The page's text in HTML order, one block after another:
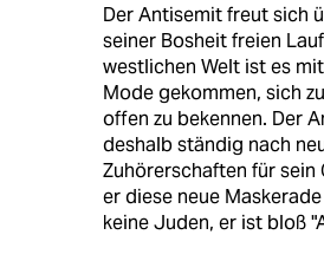
Der Antisemit freut sich
seiner Bosheit freien
westlichen Welt ist es
Mode gekommen, sich
offen zu bekennen. Der
deshalb ständig nach
Zuhörerschaften für sein
er diese neue
keine Juden, er ist bloß